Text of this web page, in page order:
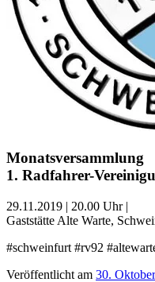
Monatsversammlung
1. Radfahrer-
29.11.2019 | 20.00 Uhr |
Gaststätte Alte Warte,
#schweinfurt #rv92
Veröffentlicht am 30.